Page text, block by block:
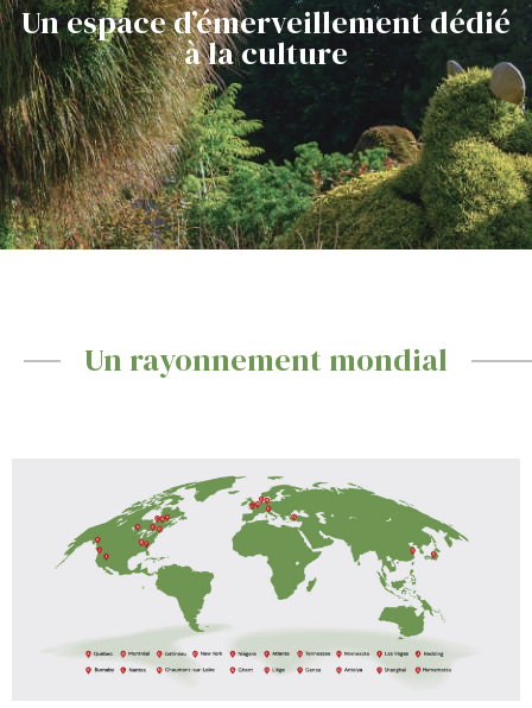
Un espace d’émerveillement dédié
à la culture
Un rayonnement mondial